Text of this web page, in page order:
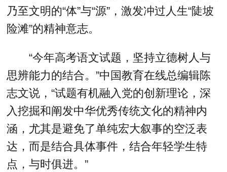
乃至文明的“体”与“源”，激发冲过人生“陡坡
险滩”的精神意志。
“今年高考语文试题，坚持立德树人与
思辨能力的结合。”中国教育在线总编辑陈
志文说，“试题有机融入党的创新理论，深
入挖掘和阐发中华优秀传统文化的精神内
涵，尤其是避免了单纯宏大叙事的空泛表
达，而是结合具体事件，结合年轻学生特
点，与时俱进。”